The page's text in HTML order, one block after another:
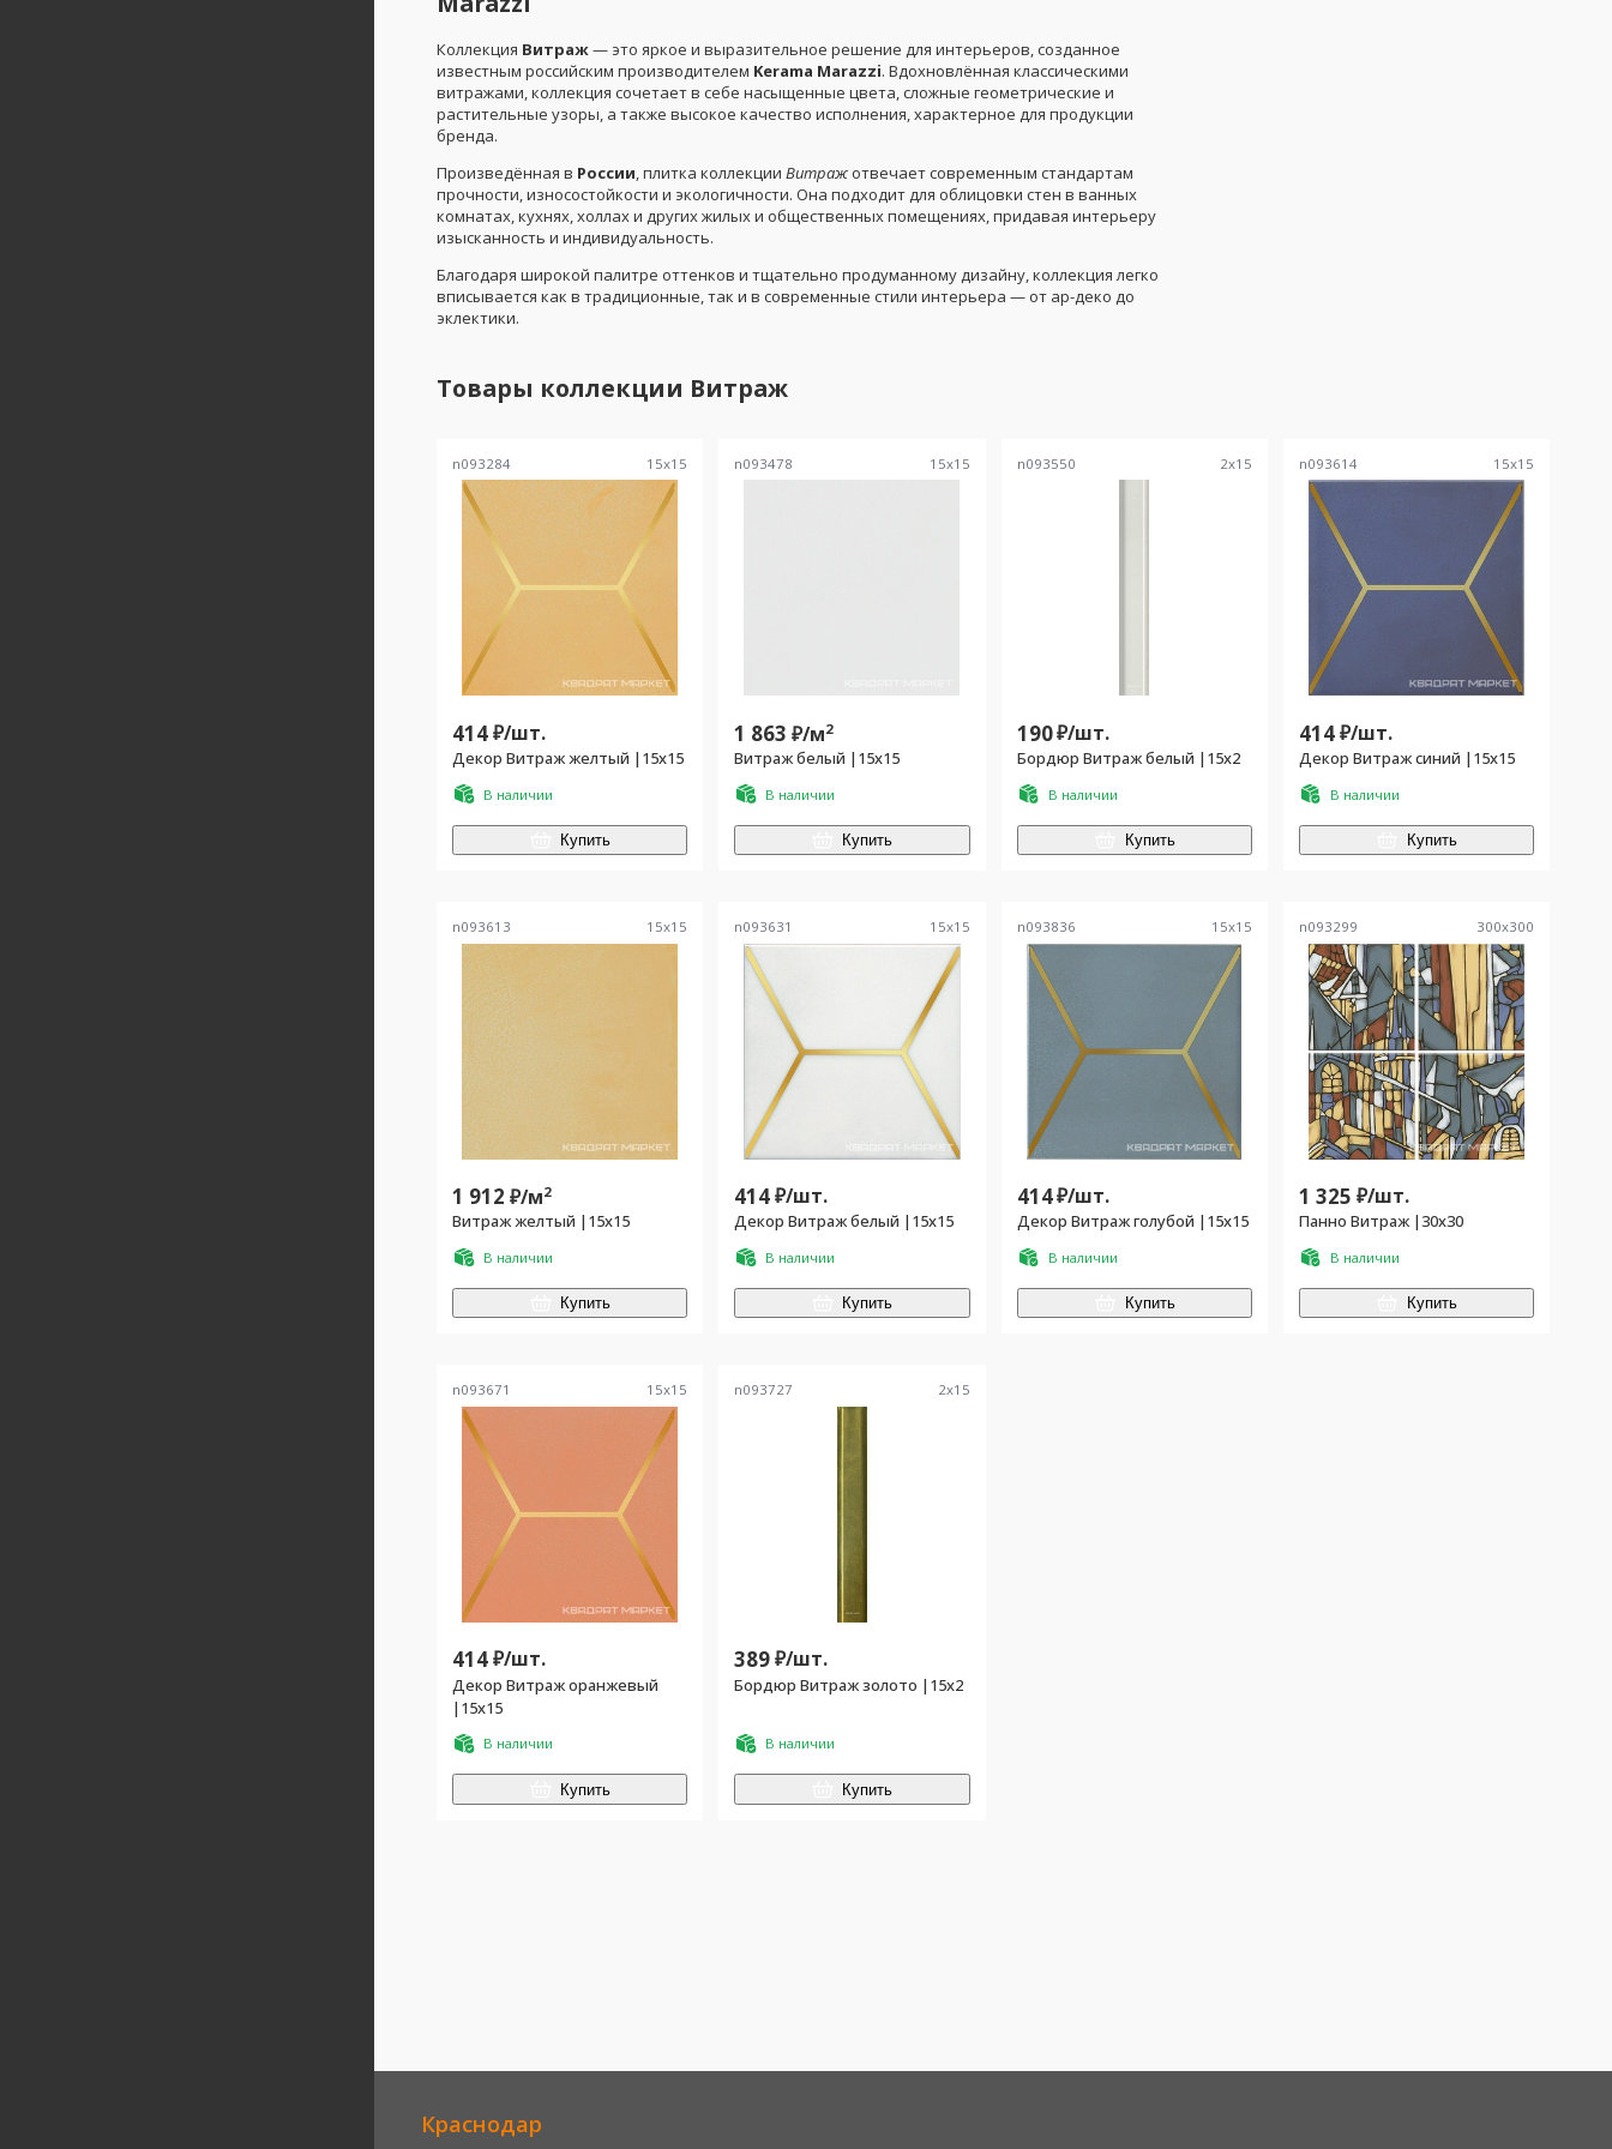
Коллекция Витраж— это яркое и выразительное решение для интерьеров, созданное
известным российским производителем Kerama Marazzi. Вдохновлённая классическими
витражами, коллекция сочетает в себе насыщенные цвета, сложные геометрические и
растительные узоры, а также высокое качество исполнения, характерное для продукции
бренда.
Произведённая в России, плитка коллекции Витраж отвечает современным стандартам
прочности, износостойкости и экологичности. Она подходит для облицовки стен в ванных
комнатах, кухнях, холлах и других жилых и общественных помещениях, придавая интерьеру
изысканность и индивидуальность.
Благодаря широкой палитре оттенков и тщательно продуманному дизайну, коллекция легко
вписывается как в традиционные, так и в современные стили интерьера — от ар-деко до
эклектики.
Товары коллекции Витраж
n093284 15x15
414₽/шт.
Декор Витраж желтый |15x15
В наличии
Купить
n093478 15x15
1 863 ₽/м2
Витраж белый |15x15
В наличии
Купить
n093550 2x15
190₽/шт.
Бордюр Витраж белый |15x2
В наличии
Купить
n093614 15x15
414₽/шт.
Декор Витраж синий |15x15
В наличии
Купить
n093613 15x15
1 912 ₽/м2
Витраж желтый |15x15
В наличии
Купить
n093631 15x15
414₽/шт.
Декор Витраж белый |15x15
В наличии
Купить
n093836 15x15
414₽/шт.
Декор Витраж голубой |15x15
В наличии
Купить
n093299 300x300
1 325 ₽/шт.
Панно Витраж |30x30
В наличии
Купить
n093671 15x15
414₽/шт.
Декор Витраж оранжевый
|15x15
В наличии
Купить
n093727 2x15
389₽/шт.
Бордюр Витраж золото |15x2
В наличии
Купить
Краснодар